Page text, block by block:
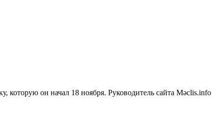
которую он начал 18 ноября. Руководитель сайта Məclis.info